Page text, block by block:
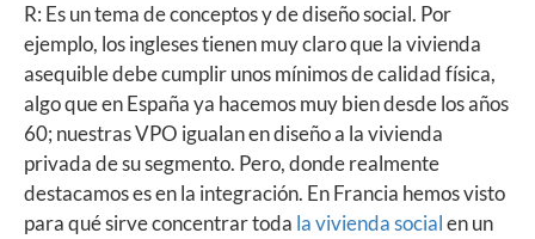
R: Es un tema de conceptos y de diseño social. Por
ejemplo, los ingleses tienen muy claro que la vivienda
asequible debe cumplir unos mínimos de calidad física,
algo que en España ya hacemos muy bien desde los años
60; nuestras VPO igualan en diseño a la vivienda
privada de su segmento. Pero, donde realmente
destacamos es en la integración. En Francia hemos visto
para qué sirve concentrar toda la vivienda socialen un